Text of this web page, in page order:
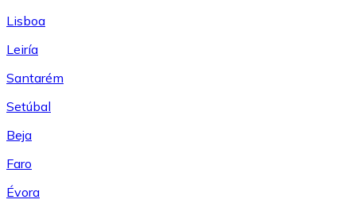
Lisboa
Leiría
Santarém
Setúbal
Beja
Faro
Évora